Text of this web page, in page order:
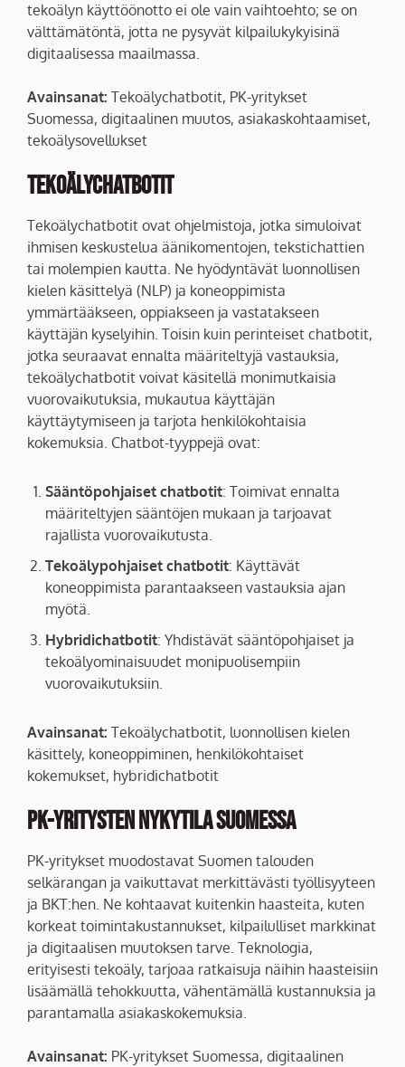
tekoälyn käyttöönotto ei ole vain vaihtoehto; se on
välttämätöntä, jotta ne pysyvät kilpailukykyisinä
digitaalisessa maailmassa.
Avainsanat: Tekoälychatbotit, PK-yritykset
Suomessa, digitaalinen muutos, asiakaskohtaamiset,
tekoälysovellukset
Tekoälychatbotit
Tekoälychatbotit ovat ohjelmistoja, jotka simuloivat
ihmisen keskustelua äänikomentojen, tekstichattien
tai molempien kautta. Ne hyödyntävät luonnollisen
kielen käsittelyä (NLP) ja koneoppimista
ymmärtääkseen, oppiakseen ja vastatakseen
käyttäjän kyselyihin. Toisin kuin perinteiset chatbotit,
jotka seuraavat ennalta määriteltyjä vastauksia,
tekoälychatbotit voivat käsitellä monimutkaisia
vuorovaikutuksia, mukautua käyttäjän
käyttäytymiseen ja tarjota henkilökohtaisia
kokemuksia. Chatbot-tyyppejä ovat:
Sääntöpohjaiset chatbotit: Toimivat ennalta
määriteltyjen sääntöjen mukaan ja tarjoavat
rajallista vuorovaikutusta.
Tekoälypohjaiset chatbotit: Käyttävät
koneoppimista parantaakseen vastauksia ajan
myötä.
Hybridichatbotit: Yhdistävät sääntöpohjaiset ja
tekoälyominaisuudet monipuolisempiin
vuorovaikutuksiin.
Avainsanat: Tekoälychatbotit, luonnollisen kielen
käsittely, koneoppiminen, henkilökohtaiset
kokemukset, hybridichatbotit
PK-yritysten nykytila Suomessa
PK-yritykset muodostavat Suomen talouden
selkärangan ja vaikuttavat merkittävästi työllisyyteen
ja BKT:hen. Ne kohtaavat kuitenkin haasteita, kuten
korkeat toimintakustannukset, kilpailulliset markkinat
ja digitaalisen muutoksen tarve. Teknologia,
erityisesti tekoäly, tarjoaa ratkaisuja näihin haasteisiin
lisäämällä tehokkuutta, vähentämällä kustannuksia ja
parantamalla asiakaskokemuksia.
Avainsanat: PK-yritykset Suomessa, digitaalinen